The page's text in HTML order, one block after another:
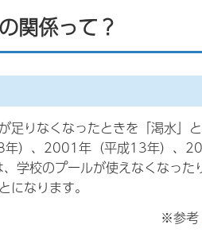
関係って？
足りなくなったときを「渇水
）、2001年（平成13年）、
校のプールが使えなくなった
なります。
※参考